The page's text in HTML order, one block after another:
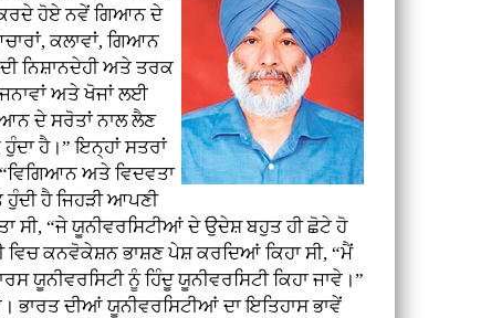
ਹੋਏ ਨਵੇਂ ਗਿਆਨ ਦੇ
ਕਲਾਵਾਂ, ਗਿਆਨ
ਨਿਸ਼ਾਨਦੇਹੀ ਅਤੇ ਤਰਕ
ਅਤੇ ਖੋਜਾਂ ਲਈ
ਦੇ ਸਰੋਤਾਂ ਨਾਲ ਲੈਣ
ਹੁੰਦਾ ਹੈ।” ਇਨ੍ਹਾਂ ਸਤਰਾਂ
ਅਤੇ ਵਿਦਵਤਾ
ਹੈ ਜਿਹੜੀ ਆਪਣੀ
ਸੀ, “ਜੇ ਯੂਨੀਵਰਸਿਟੀਆਂ ਦੇ ਉਦੇਸ਼ ਬਹੁਤ ਹੀ ਛੋਟੇ ਹੋ
ਵਿਚ ਕਨਵੋਕੇਸ਼ਨ ਭਾਸ਼ਣ ਪੇਸ਼ ਕਰਦਿਆਂ ਕਿਹਾ ਸੀ, “ਮੈਂ
ਨੂੰ ਹਿੰਦੂ ਯੂਨੀਵਰਸਿਟੀ ਕਿਹਾ ਜਾਵੇ।”
ਦੀਆਂ ਯੂਨੀਵਰਸਿਟੀਆਂ ਦਾ ਇਤਿਹਾਸ ਭਾਵੇਂ